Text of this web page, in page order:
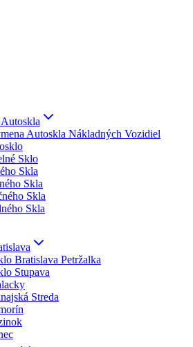
Autoskla Nákladných Vozidiel
Sklo
Skla
Skla
Skla
Skla
Bratislava Petržalka
Stupava
Streda